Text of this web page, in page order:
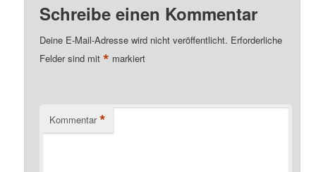
Schreibe einen Kommentar
Deine E-Mail-Adresse wird nicht veröffentlicht. Erforderliche
Felder sind mit* markiert
Kommentar *